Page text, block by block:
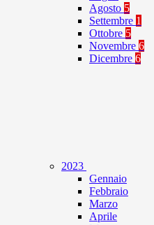
Agosto 5
Settembre 1
Ottobre 5
Novembre 6
Dicembre 6
2023
Gennaio
Febbraio
Marzo
Aprile